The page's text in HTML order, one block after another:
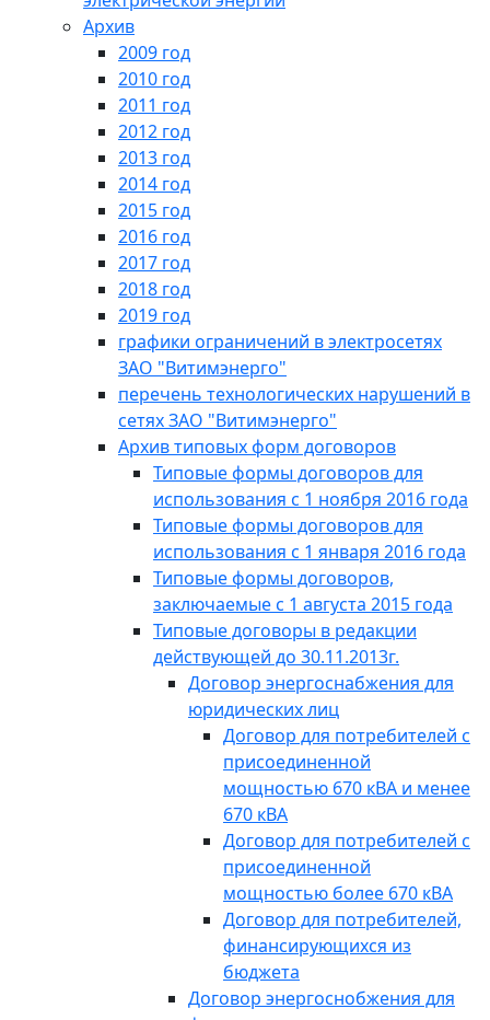
Архив
2009 год
2010 год
2011 год
2012 год
2013 год
2014 год
2015 год
2016 год
2017 год
2018 год
2019 год
графики ограничений в электросетях
ЗАО "Витимэнерго"
перечень технологических нарушений в
сетях ЗАО "Витимэнерго"
Архив типовых форм договоров
Типовые формы договоров для
использования с 1 ноября 2016 года
Типовые формы договоров для
использования с 1 января 2016 года
Типовые формы договоров,
заключаемые с 1 августа 2015 года
Типовые договоры в редакции
действующей до 30.11.2013г.
Договор энергоснабжения для
юридических лиц
Договор для потребителей с
присоединенной
мощностью 670 кВА и менее
670 кВА
Договор для потребителей с
присоединенной
мощностью более 670 кВА
Договор для потребителей,
финансирующихся из
бюджета
Договор энергоснобжения для